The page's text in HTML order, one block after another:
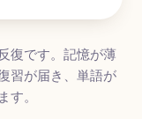
復です。記憶が薄
習が届き、単語が
す。